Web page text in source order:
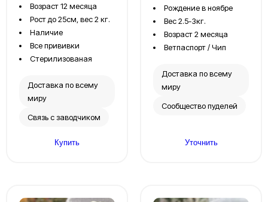
Возраст 12 месяца
Рост до 25см, вес 2 кг.
Наличие
Все прививки
Стерилизованая
Доставка по всему
миру
Связь с заводчиком
Купить
Рождение в ноябре
Вес 2.5-3кг.
Возраст 2 месяца
Ветпаспорт / Чип
Доставка по всему
миру
Сообщество пуделей
Уточнить